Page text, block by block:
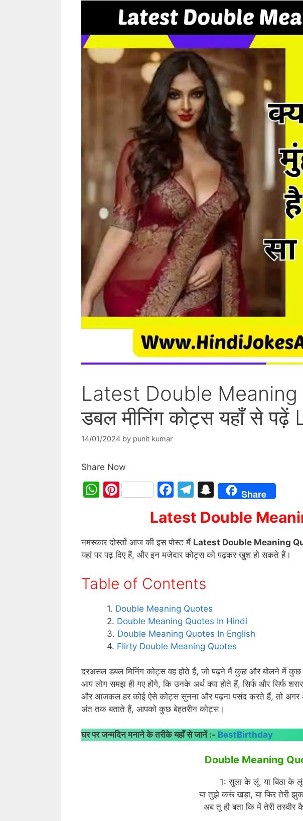
Latest Double Meaning
डबल मीनिंग कोट्स यहाँ से
14/01/2024 by punit kumar
Share Now
W
s
A
p
Pi
e
st
F
c
e
b
o
k
T
e
gr
a
S
n
a
p
c
Share
Latest Double
नमस्कार दोस्तों आज की इस पोस्ट मैं Latest Double Meaning
यहां पर पढ़ दिए हैं, और इन मजेदार कोट्स को पढ़कर खुश हो सकते हैं।
Table of Contents
Double Meaning Quotes
Double Meaning Quotes In Hindi
Double Meaning Quotes In English
Flirty Double Meaning Quotes
दरअसल डबल मिनिंग कोट्स वह होते हैं, जो पढ़ने मैं कुछ और बोलने में कुछ
आप लोग समझ ही गए होंगे, कि उनके अर्थ क्या होते हैं, सिर्फ और सिर्फ
और आजकल हर कोई ऐसे कोट्स सुनना और पढ़ना पसंद करते हैं, तो अगर
अंत तक बताते हैं, आपको कुछ बेहतरीन कोट्स।
घर पर जन्मदिन मनाने के तरीके यहाँ से जानें :- BestBirthday
Double Meaning
1: सुला के लूं, या बिठा के
या तुझे करूं खड़ा, या फिर तेरी
अब तू ही बता कि में तेरी तस्वीर